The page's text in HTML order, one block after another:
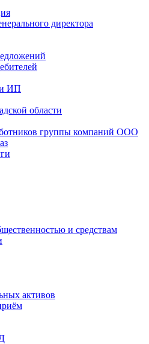
директора
ИП
области
группы компаний ООО
и средствам
активов